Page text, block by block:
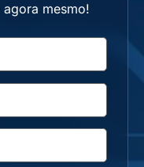
agora mesmo!